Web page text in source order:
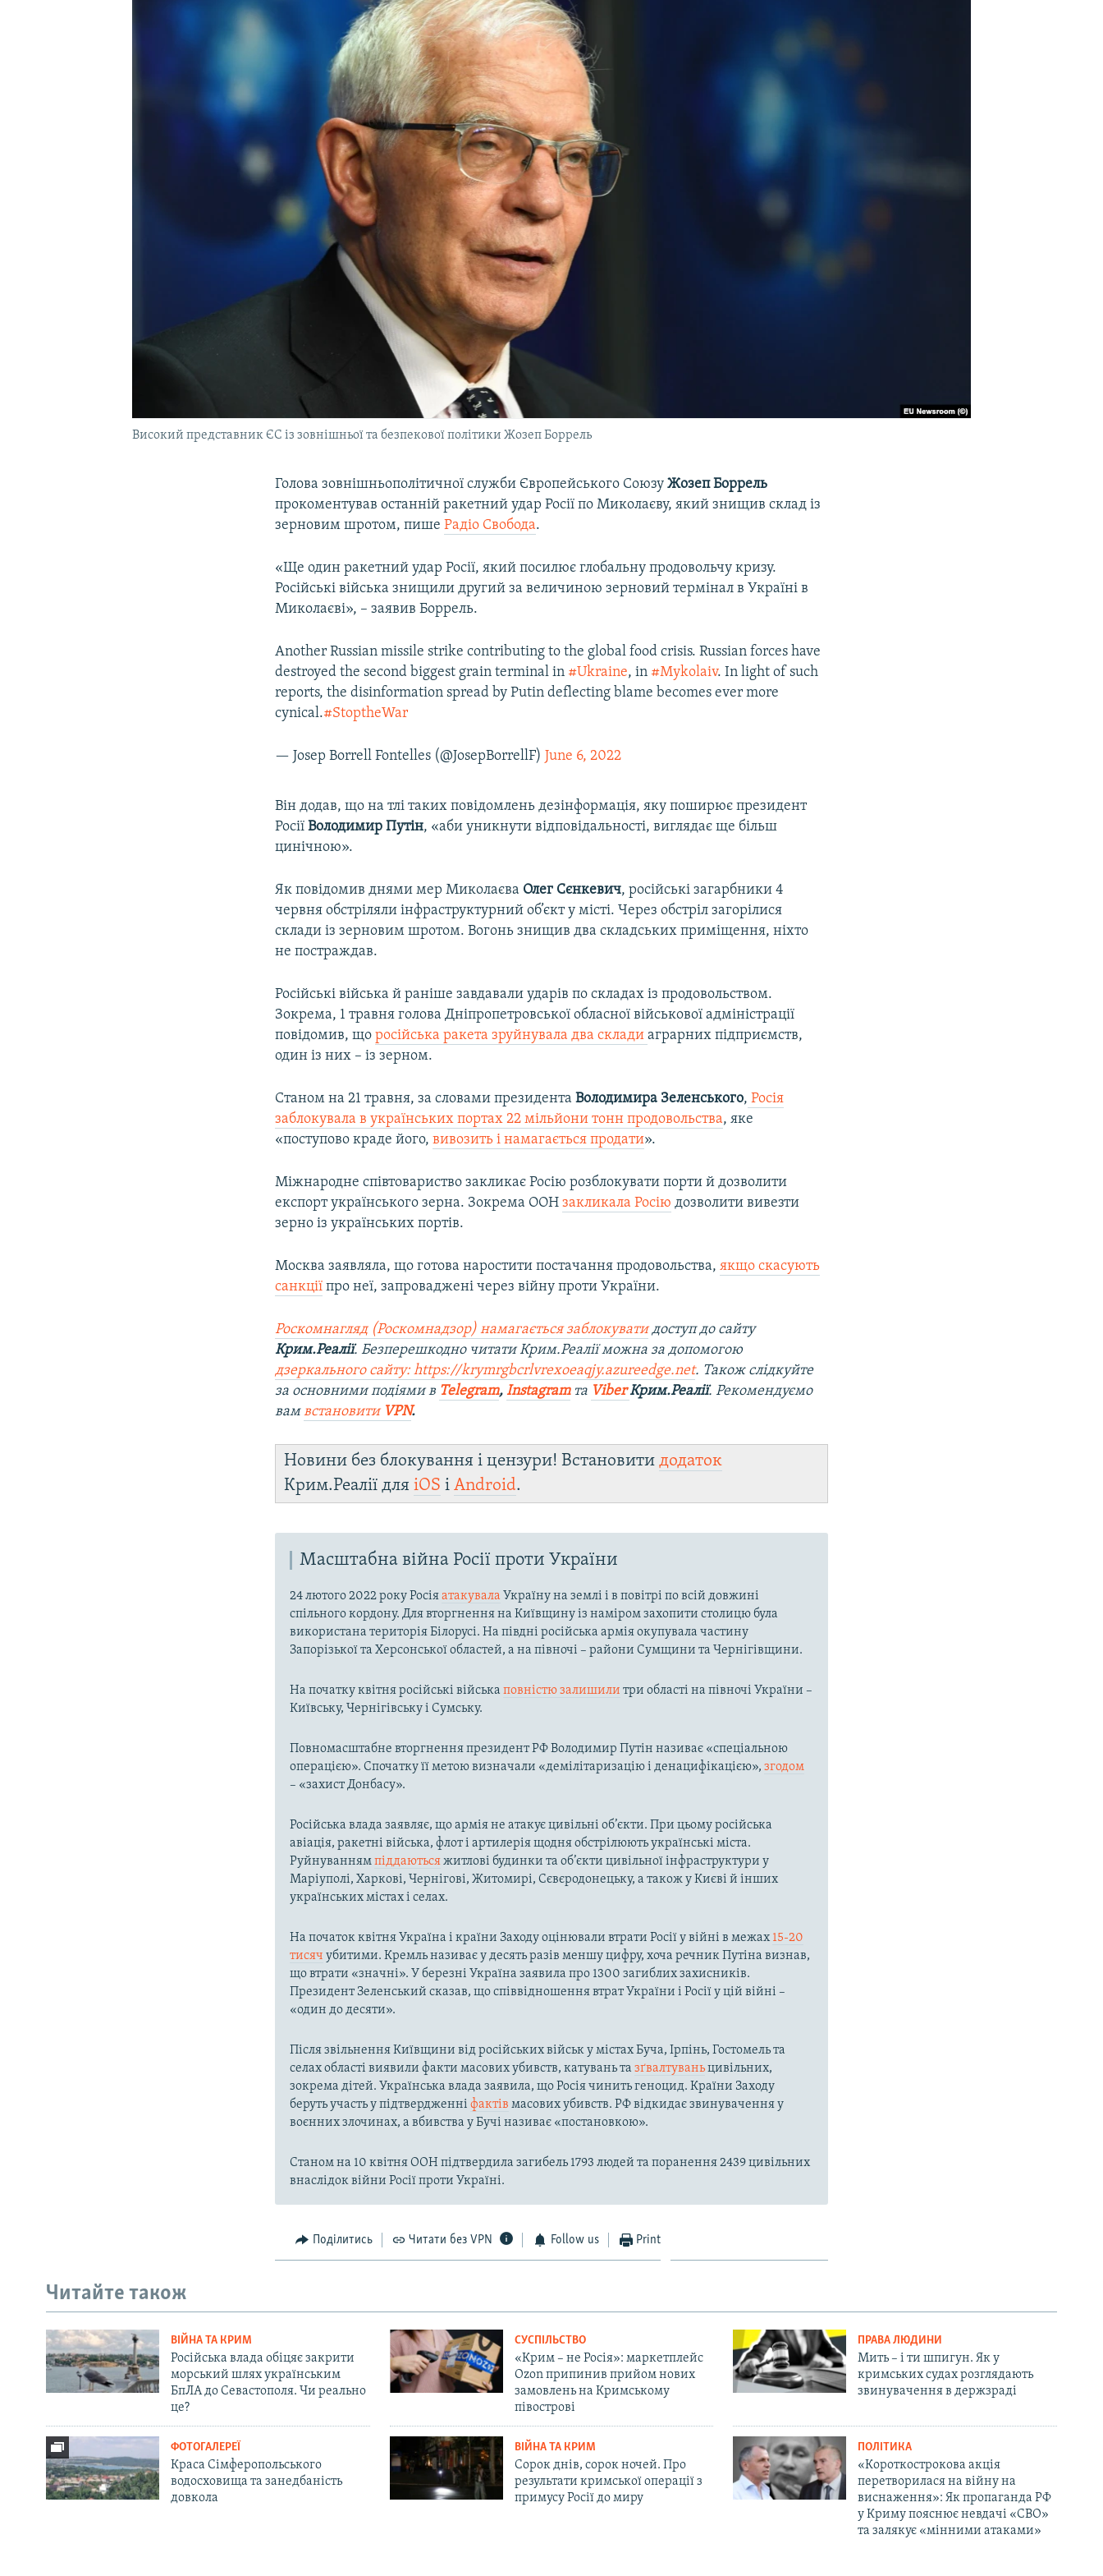
Високий представник ЄС із зовнішньої та безпекової політики Жозеп Боррель
Голова зовнішньополітичної служби Європейського СоюзуЖозеп Боррель
прокоментував останній ракетний удар Росії по Миколаєву, який знищив склад із
зерновим шротом, пишеРадіо Свобода.
«Ще один ракетний удар Росії, який посилює глобальну продовольчу кризу.
Російські війська знищили другий за величиною зерновий термінал в Україні в
Миколаєві», – заявив Боррель.
Another Russian missile strike contributing to the global food crisis. Russian forces have
destroyed the second biggest grain terminal in #Ukraine, in #Mykolaiv. In light of such
reports, the disinformation spread by Putin deflecting blame becomes ever more
cynical.#StoptheWar
— Josep Borrell Fontelles (@JosepBorrellF)June 6, 2022
Він додав, що на тлі таких повідомлень дезінформація, яку поширює президент
РосіїВолодимир Путін, «аби уникнути відповідальності, виглядає ще більш
цинічною».
Як повідомив днями мер Миколаєва Олег Сєнкевич, російські загарбники 4
червня обстріляли інфраструктурний об’єкт у місті. Через обстріл загорілися
склади із зерновим шротом. Вогонь знищив два складських приміщення, ніхто
не постраждав.
Російські війська й раніше завдавали ударів по складах із продовольством.
Зокрема, 1 травня голова Дніпропетровської обласної військової адміністрації
повідомив, щоросійська ракета зруйнувала два складиаграрних підприємств,
один із них – із зерном.
Станом на 21 травня, за словами президентаВолодимира Зеленського, Росія
заблокувала в українських портах 22 мільйони тонн продовольства, яке
«поступово краде його,вивозить і намагається продати».
Міжнародне співтовариство закликає Росію розблокувати порти й дозволити
експорт українського зерна. Зокрема ООНзакликала Росію дозволити вивезти
зерно із українських портів.
Москва заявляла, що готова наростити постачання продовольства,якщо скасують
санкції про неї, запроваджені через війну проти України.
Роскомнагляд (Роскомнадзор) намагається заблокуватидоступ до сайту
Крим.Реалії. Безперешкодно читати Крим.Реалії можна за допомогою
дзеркального сайту: https://krymrgbcrlvrexoeaqjy.azureedge.net. Також слідкуйте
за основними подіями в Telegram,Instagramта ViberКрим.Реалії. Рекомендуємо
вамвстановити VPN.
Новини без блокування і цензури! Встановитидодаток
Крим.Реалії дляiOS іAndroid.
Масштабна війна Росії проти України
24 лютого 2022 року Росіяатакувала Україну на землі і в повітрі по всій довжині
спільного кордону. Для вторгнення на Київщину із наміром захопити столицю була
використана територія Білорусі. На півдні російська армія окупувала частину
Запорізької та Херсонської областей, а на півночі – райони Сумщини та Чернігівщини.
На початку квітня російські військаповністю залишили три області на півночі України –
Київську, Чернігівську і Сумську.
Повномасштабне вторгнення президент РФ Володимир Путін називає «спеціальною
операцією». Спочатку її метою визначали «демілітаризацію і денацифікацією»,згодом
– «захист Донбасу».
Російська влада заявляє, що армія не атакує цивільні об’єкти. При цьому російська
авіація, ракетні війська, флот і артилерія щодня обстрілюють українські міста.
Руйнуваннямпіддаютьсяжитлові будинки та об’єкти цивільної інфраструктури у
Маріуполі, Харкові, Чернігові, Житомирі, Сєвєродонецьку, а також у Києві й інших
українських містах і селах.
На початок квітня Україна і країни Заходу оцінювали втрати Росії у війні в межах 15-20
тисяч убитими. Кремль називає у десять разів меншу цифру, хоча речник Путіна визнав,
що втрати «значні». У березні Україна заявила про 1300 загиблих захисників.
Президент Зеленський сказав, що співвідношення втрат України і Росії у цій війні –
«один до десяти».
Після звільнення Київщини від російських військ у містах Буча, Ірпінь, Гостомель та
селах області виявили факти масових убивств, катувань тазґвалтуваньцивільних,
зокрема дітей. Українська влада заявила, що Росія чинить геноцид. Країни Заходу
беруть участь у підтвердженніфактів масових убивств. РФ відкидає звинувачення у
воєнних злочинах, а вбивства у Бучі називає «постановкою».
Станом на 10 квітня ООН підтвердила загибель 1793 людей та поранення 2439 цивільних
внаслідок війни Росії проти Україні.
Поділитись Читати без VPN Follow us Print
Читайте також
ВІЙНА ТА КРИМ
Російська влада обіцяє закрити
морський шлях українським
БпЛА до Севастополя. Чи реально
це?
СУСПІЛЬСТВО
«Крим – не Росія»: маркетплейс
Ozon припинив прийом нових
замовлень на Кримському
півострові
ПРАВА ЛЮДИНИ
Мить – і ти шпигун. Як у
кримських судах розглядають
звинувачення в держзраді
ФОТОГАЛЕРЕЇ
Краса Сімферопольського
водосховища та занедбаність
довкола
ВІЙНА ТА КРИМ
Сорок днів, сорок ночей. Про
результати кримської операції з
примусу Росії до миру
ПОЛІТИКА
«Короткострокова акція
перетворилася на війну на
виснаження»: Як пропаганда РФ
у Криму пояснює невдачі «СВО»
та залякує «мінними атаками»